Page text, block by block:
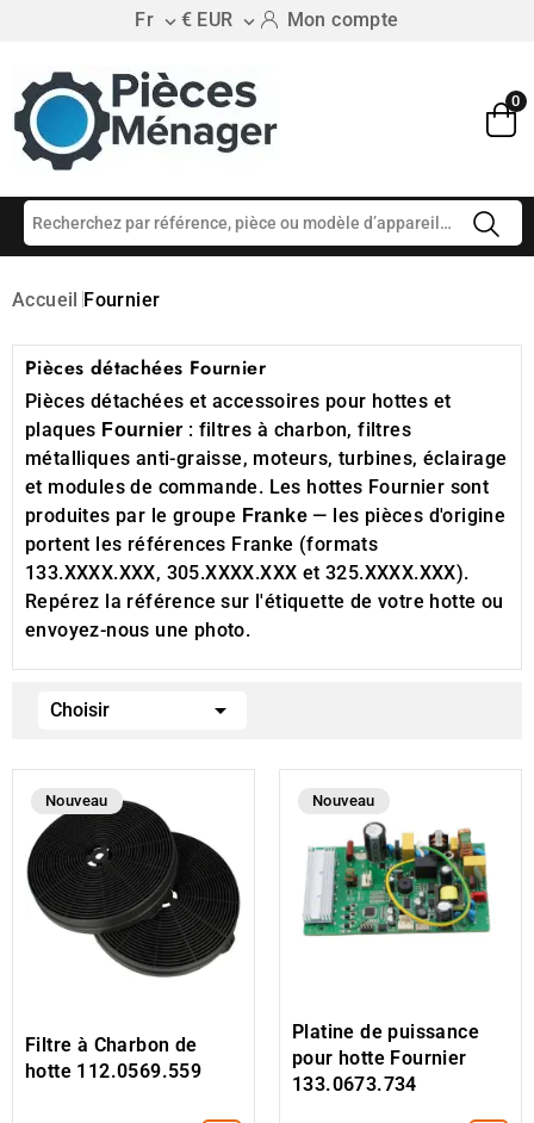
Fr  € EUR  Mon compte
0
Accueil Fournier
Pièces détachées Fournier
Pièces détachées et accessoires pour hottes et
plaques Fournier : filtres à charbon, filtres
métalliques anti-graisse, moteurs, turbines, éclairage
et modules de commande. Les hottes Fournier sont
produites par le groupe Franke — les pièces d'origine
portent les références Franke (formats
133.XXXX.XXX, 305.XXXX.XXX et 325.XXXX.XXX).
Repérez la référence sur l'étiquette de votre hotte ou
envoyez-nous une photo.
Choisir 
Nouveau
Filtre à Charbon de
hotte 112.0569.559
Nouveau
Platine de puissance
pour hotte Fournier
133.0673.734